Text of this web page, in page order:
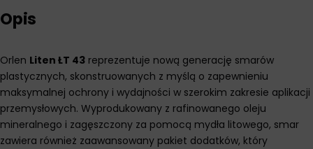
Opis
Orlen Liten ŁT 43 reprezentuje nową generację smarów
plastycznych, skonstruowanych z myślą o zapewnieniu
maksymalnej ochrony i wydajności w szerokim zakresie aplikacji
przemysłowych. Wyprodukowany z rafinowanego oleju
mineralnego i zagęszczony za pomocą mydła litowego, smar
zawiera również zaawansowany pakiet dodatków, który